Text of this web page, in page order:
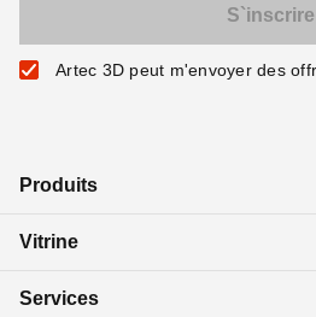
Artec 3D peut m'envoyer des
Produits
Vitrine
Services